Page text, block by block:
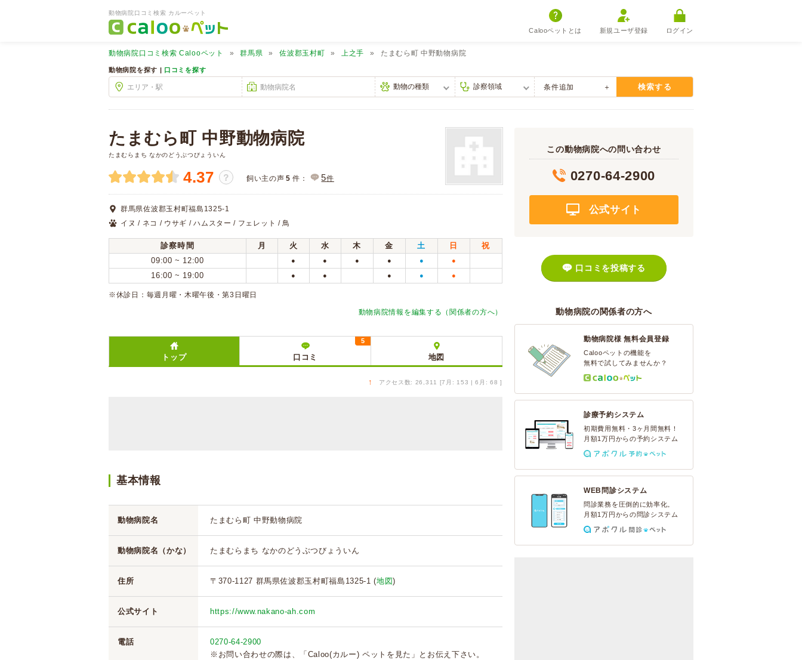
動物病院口コミ検索 カルーペット
Calooペットとは 新規ユーザ登録 ログイン
動物病院口コミ検索 Calooペット 群馬県 佐波郡玉村町 上之手 たまむら町 中野動物病院
動物病院を探す | 口コミを探す
条件追加 検索する
たまむら町 中野動物病院
たまむらまち なかのどうぶつびょういん
4.37 ？ 飼い主の声 5 件： 5件
群馬県佐波郡玉村町福島1325-1
イヌ / ネコ / ウサギ / ハムスター / フェレット / 鳥
診察時間 月 火 水 木 金 土 日
祝
09:00 ~ 12:00
● ● ● ● ● ●
16:00 ~ 19:00 ● ● ● ● ●
※休診日：毎週月曜・木曜午後・第3日曜日
動物病院情報を編集する（関係者の方へ）
トップ 口コミ
5
地図
↑ アクセス数: 26,311 [7月: 153 | 6月: 68 ]
基本情報
動物病院名 たまむら町 中野動物病院
動物病院名（かな） たまむらまち なかのどうぶつびょういん
住所 〒370-1127 群馬県佐波郡玉村町福島1325-1 (地図)
公式サイト https://www.nakano-ah.com
電話
0270-64-2900
※お問い合わせの際は、「Caloo(カルー) ペットを見た」とお伝え下さい。
この動物病院への問い合わせ
0270-64-2900
公式サイト
口コミを投稿する
動物病院の関係者の方へ
動物病院様 無料会員登録
Calooペットの機能を
無料で試してみませんか？
診療予約システム
初期費用無料・3ヶ月間無料！
月額1万円からの予約システム
WEB問診システム
問診業務を圧倒的に効率化。
月額1万円からの問診システム